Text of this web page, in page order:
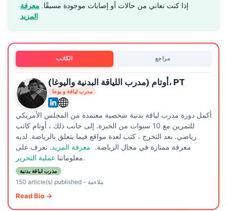
إذا كنت تعاني من حالات أو إصابات موجودة مسبقًا. معرفة
المزيد
الكاتب مراجع
أوتام (مدرب اللياقة البدنية واليوغا)، PT
مدرب لياقة و يوجا
أكمل دورة مدرب لياقة بدنية شخصية معتمدة من المجلس الأمريكي
للتمرين مع 10 سنوات من الخبرة. إلى جانب ذلك ، أوتام كاتب
رياضي. بعد التخرج ، كتب لعدة مواقع فيما يتعلق بالرياضة. لديه
معرفة ممتازة في مجال الرياضة. معرفة المزيد. تعرف على
معلوماتناعملية التحرير.
مدرب لياقة بدنية
150 article(s) published- ملاءمة
Read Bio →